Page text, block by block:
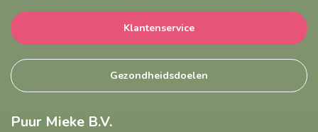
Klantenservice
Gezondheidsdoelen
Puur Mieke B.V.